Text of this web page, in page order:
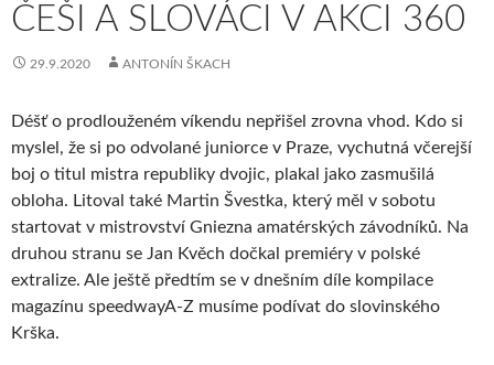
ČEŠI A SLOVÁCI V AKCI 360
29.9.2020 ANTONÍN ŠKACH
Déšť o prodlouženém víkendu nepřišel zrovna vhod. Kdo si
myslel, že si po odvolané juniorce v Praze, vychutná včerejší
boj o titul mistra republiky dvojic, plakal jako zasmušilá
obloha. Litoval také Martin Švestka, který měl v sobotu
startovat v mistrovství Gniezna amatérských závodníků. Na
druhou stranu se Jan Kvěch dočkal premiéry v polské
extralize. Ale ještě předtím se v dnešním díle kompilace
magazínu speedwayA-Z musíme podívat do slovinského
Krška.